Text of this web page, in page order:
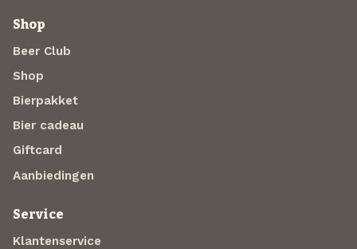
Shop
Beer Club
Shop
Bierpakket
Bier cadeau
Giftcard
Aanbiedingen
Service
Klantenservice